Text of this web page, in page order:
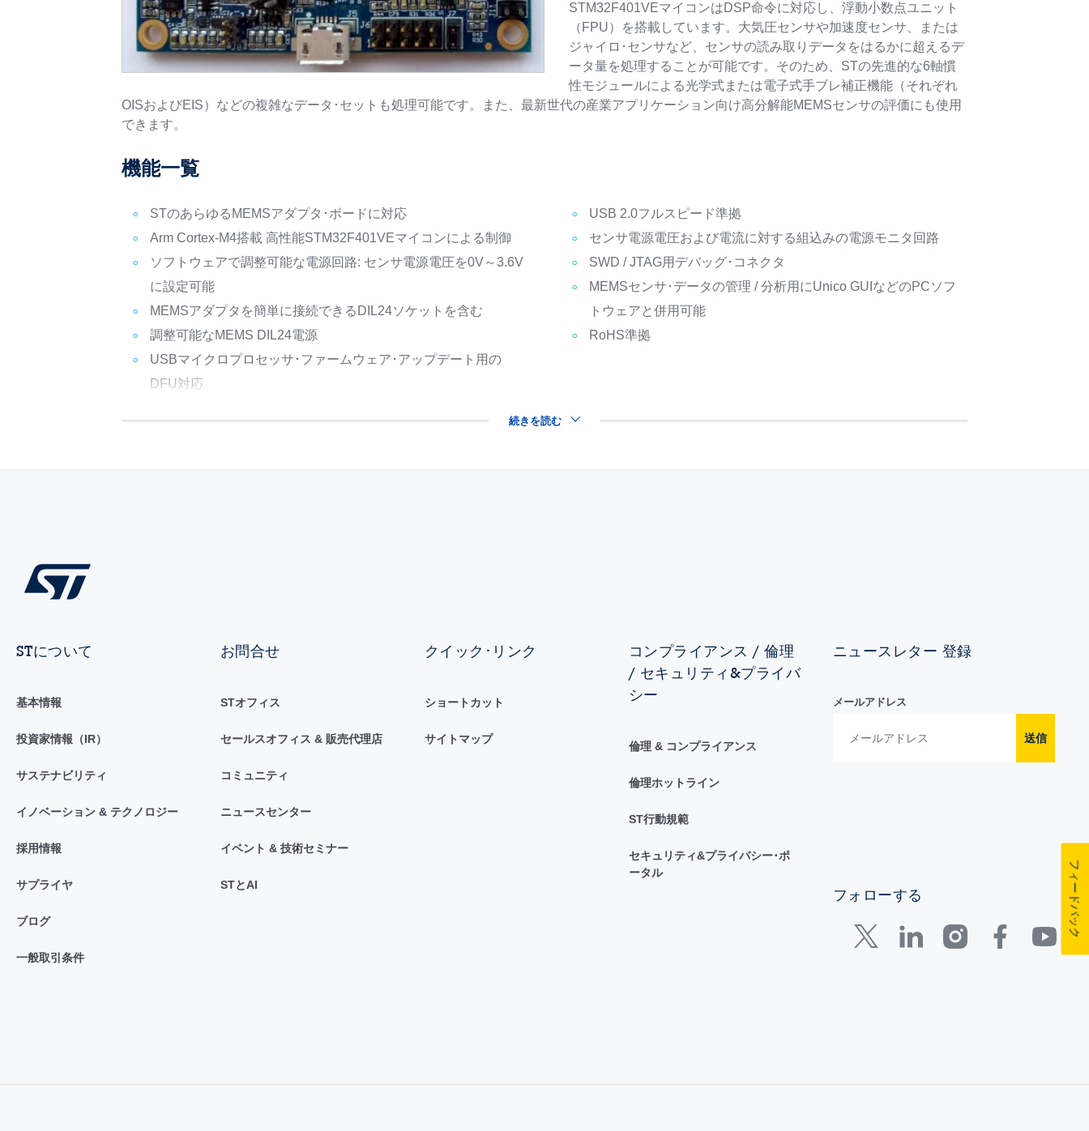
STM32F401VEマイコンはDSP命令に対応し、浮動小数点ユニット
（FPU）を搭載しています。大気圧センサや加速度センサ、または
ジャイロ･センサなど、センサの読み取りデータをはるかに超えるデ
ータ量を処理することが可能です。そのため、STの先進的な6軸慣
性モジュールによる光学式または電子式手ブレ補正機能（それぞれ
OISおよびEIS）などの複雑なデータ･セットも処理可能です。また、最新世代の産業アプリケーション向け高分解能MEMSセンサの評価にも使用
できます。
機能一覧
STのあらゆるMEMSアダプタ･ボードに対応
Arm Cortex-M4搭載 高性能STM32F401VEマイコンによる制御
ソフトウェアで調整可能な電源回路: センサ電源電圧を0V～3.6V
に設定可能
MEMSアダプタを簡単に接続できるDIL24ソケットを含む
調整可能なMEMS DIL24電源
USBマイクロプロセッサ･ファームウェア･アップデート用の
DFU対応
USB 2.0フルスピード準拠
センサ電源電圧および電流に対する組込みの電源モニタ回路
SWD / JTAG用デバッグ･コネクタ
MEMSセンサ･データの管理 / 分析用にUnico GUIなどのPCソフ
トウェアと併用可能
RoHS準拠
続きを読む
STについて
基本情報
投資家情報（IR）
サステナビリティ
イノベーション & テクノロジー
採用情報
サプライヤ
ブログ
一般取引条件
お問合せ
STオフィス
セールスオフィス & 販売代理店
コミュニティ
ニュースセンター
イベント & 技術セミナー
STとAI
クイック･リンク
ショートカット
サイトマップ
コンプライアンス / 倫理
/ セキュリティ&プライバ
シー
倫理 & コンプライアンス
倫理ホットライン
ST行動規範
セキュリティ&プライバシー･ポ
ータル
ニュースレター 登録
メールアドレス
送信
フォローする フィードバック